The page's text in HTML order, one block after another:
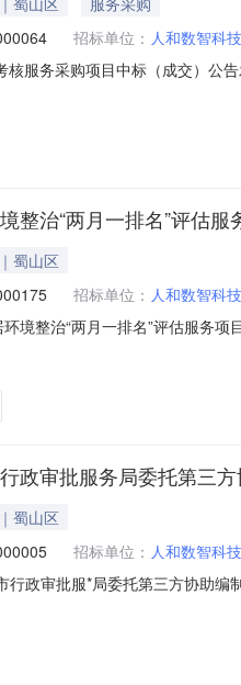
招标单位： 人和数智科
服务采购项目中标（成交）公
路566号中标（成交）金额：（
整治“两月一排名”评估服
蜀山区
招标单位： 人和数智科
境整治“两月一排名”评估服务
五、公告发布日期：2022-
政审批服务局委托第三
蜀山区
招标单位： 人和数智科
行政审批服*局委托第三方协助
*局委托第三方协助编制《济南